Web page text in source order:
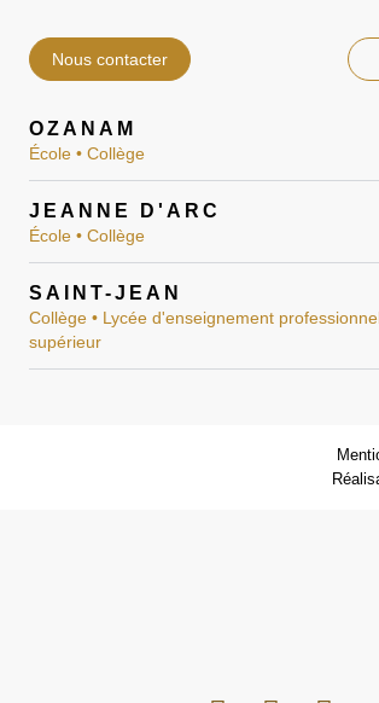
Nous contacter
OZANAM
École • Collège
JEANNE D'ARC
École • Collège
SAINT-JEAN
Collège • Lycée d'enseignement
supérieur